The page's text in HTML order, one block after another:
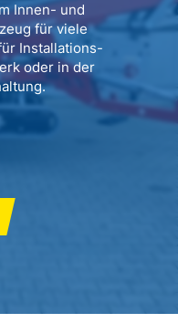
Innen- und
für viele
Installations-
oder in der